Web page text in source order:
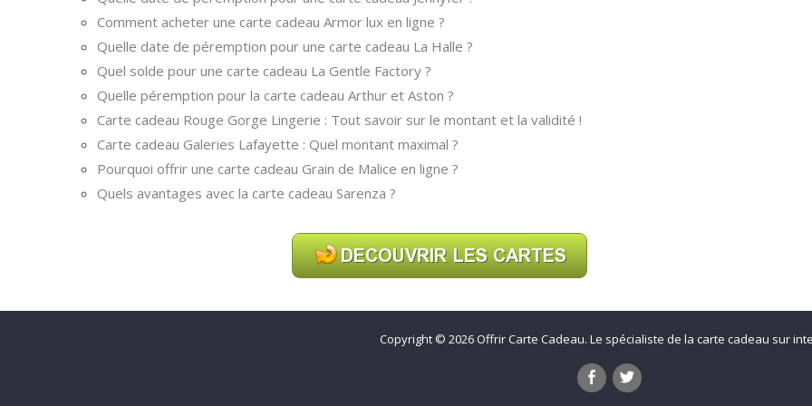
Comment acheter une carte cadeau Armor lux en ligne ?
Quelle date de péremption pour une carte cadeau La Halle ?
Quel solde pour une carte cadeau La Gentle Factory ?
Quelle péremption pour la carte cadeau Arthur et Aston ?
Carte cadeau Rouge Gorge Lingerie : Tout savoir sur le montant et la validité !
Carte cadeau Galeries Lafayette : Quel montant maximal ?
Pourquoi offrir une carte cadeau Grain de Malice en ligne ?
Quels avantages avec la carte cadeau Sarenza ?
Copyright © 2026 Offrir Carte Cadeau. Le spécialiste de la carte cadeau sur